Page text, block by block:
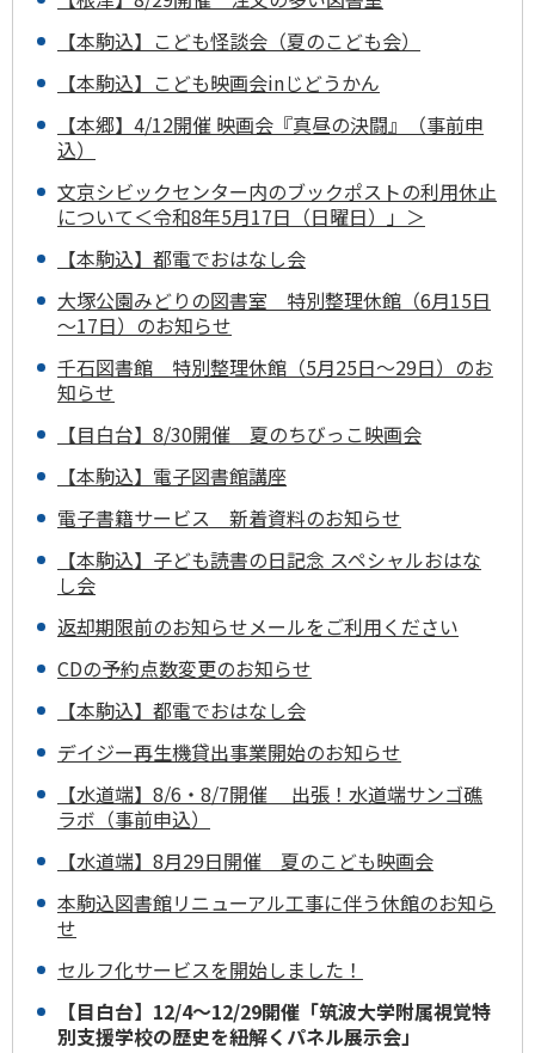
【本駒込】こども怪談会（夏のこども会）
【本駒込】こども映画会inじどうかん
【本郷】4/12開催 映画会『真昼の決闘』（事前申
込）
文京シビックセンター内のブックポストの利用休止
について＜令和8年5月17日（日曜日）」＞
【本駒込】都電でおはなし会
大塚公園みどりの図書室 特別整理休館（6月15日
～17日）のお知らせ
千石図書館 特別整理休館（5月25日～29日）のお
知らせ
【目白台】8/30開催 夏のちびっこ映画会
【本駒込】電子図書館講座
電子書籍サービス 新着資料のお知らせ
【本駒込】子ども読書の日記念 スペシャルおはな
し会
返却期限前のお知らせメールをご利用ください
CDの予約点数変更のお知らせ
【本駒込】都電でおはなし会
デイジー再生機貸出事業開始のお知らせ
【水道端】8/6・8/7開催 出張！水道端サンゴ礁
ラボ（事前申込）
【水道端】8月29日開催 夏のこども映画会
本駒込図書館リニューアル工事に伴う休館のお知ら
せ
セルフ化サービスを開始しました！
【目白台】12/4～12/29開催「筑波大学附属視覚特
別支援学校の歴史を紐解くパネル展示会」